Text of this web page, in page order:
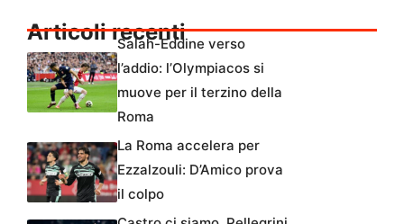
Articoli recenti
Salah-Eddine verso
l’addio: l’Olympiacos si
muove per il terzino della
Roma
La Roma accelera per
Ezzalzouli: D’Amico prova
il colpo